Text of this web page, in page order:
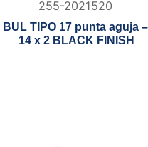
255-2021520
BUL TIPO 17 punta aguja –
14 x 2 BLACK FINISH